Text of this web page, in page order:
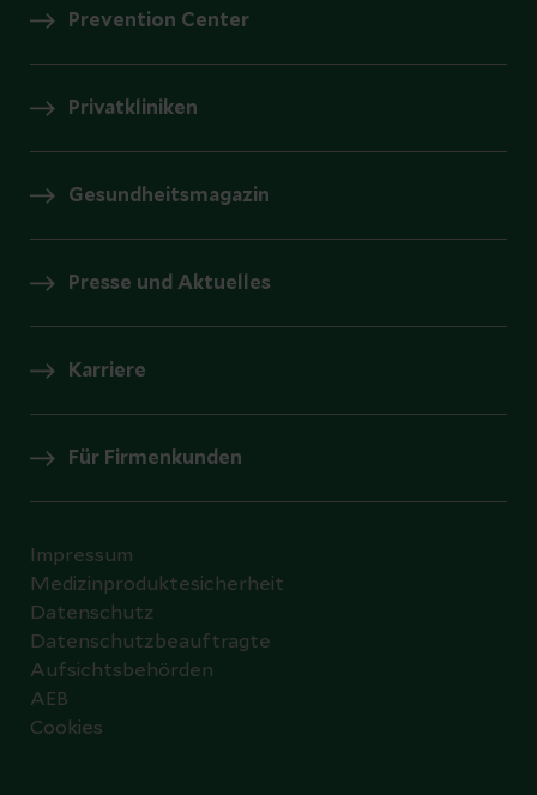
Prevention Center
Privatkliniken
Gesundheitsmagazin
Presse und Aktuelles
Karriere
Für Firmenkunden
Impressum
Medizinproduktesicherheit
Datenschutz
Datenschutzbeauftragte
Aufsichtsbehörden
AEB
Cookies